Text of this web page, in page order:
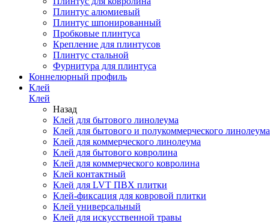
Плинтус алюмиевый
Плинтус шпонированный
Пробковые плинтуса
Крепление для плинтусов
Плинтус стальной
Фурнитура для плинтуса
Коннелюрный профиль
Клей
Клей
Назад
Клей для бытового линолеума
Клей для бытового и полукоммерческого линолеума
Клей для коммерческого линолеума
Клей для бытового ковролина
Клей для коммерческого ковролина
Клей контактный
Клей для LVT ПВХ плитки
Клей-фиксация для ковровой плитки
Клей универсальный
Клей для искусственной травы